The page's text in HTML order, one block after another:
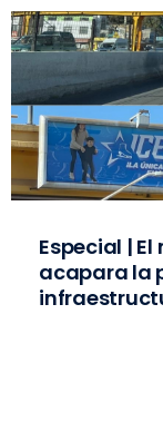
Especial |
acapara la